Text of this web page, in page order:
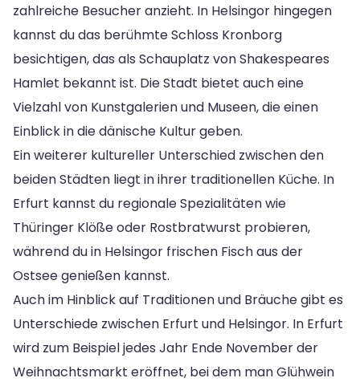
zahlreiche Besucher anzieht. In Helsingor hingegen
kannst du das berühmte Schloss Kronborg
besichtigen, das als Schauplatz von Shakespeares
Hamlet bekannt ist. Die Stadt bietet auch eine
Vielzahl von Kunstgalerien und Museen, die einen
Einblick in die dänische Kultur geben.
Ein weiterer kultureller Unterschied zwischen den
beiden Städten liegt in ihrer traditionellen Küche. In
Erfurt kannst du regionale Spezialitäten wie
Thüringer Klöße oder Rostbratwurst probieren,
während du in Helsingor frischen Fisch aus der
Ostsee genießen kannst.
Auch im Hinblick auf Traditionen und Bräuche gibt es
Unterschiede zwischen Erfurt und Helsingor. In Erfurt
wird zum Beispiel jedes Jahr Ende November der
Weihnachtsmarkt eröffnet, bei dem man Glühwein